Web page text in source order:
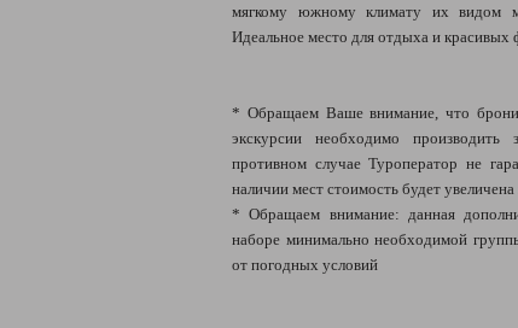
мягкому южному климату их видом
Идеальное место для отдыха и красивых
* Обращаем Ваше внимание, что
экскурсии необходимо
противном случае Туроператор не
наличии мест стоимость будет
* Обращаем внимание: данная
наборе минимально необходимой
от погодных условий